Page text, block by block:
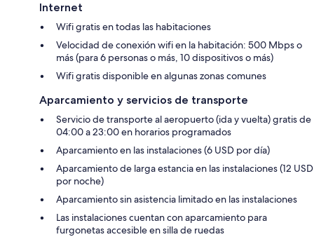
Internet
Wifi gratis en todas las habitaciones
Velocidad de conexión wifi en la habitación: 500 Mbps o
más (para 6 personas o más, 10 dispositivos o más)
Wifi gratis disponible en algunas zonas comunes
Aparcamiento y servicios de transporte
Servicio de transporte al aeropuerto (ida y vuelta) gratis de
04:00 a 23:00 en horarios programados
Aparcamiento en las instalaciones (6 USD por día)
Aparcamiento de larga estancia en las instalaciones (12 USD
por noche)
Aparcamiento sin asistencia limitado en las instalaciones
Las instalaciones cuentan con aparcamiento para
furgonetas accesible en silla de ruedas